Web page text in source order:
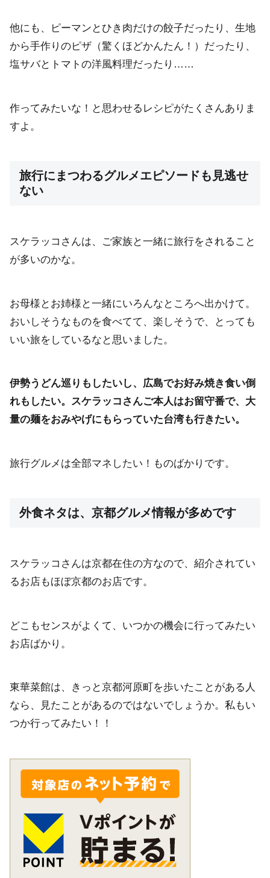
他にも、ピーマンとひき肉だけの餃子だったり、生地
から手作りのピザ（驚くほどかんたん！）だったり、
塩サバとトマトの洋風料理だったり……
作ってみたいな！と思わせるレシピがたくさんありま
すよ。
旅行にまつわるグルメエピソードも見逃せ
ない
スケラッコさんは、ご家族と一緒に旅行をされること
が多いのかな。
お母様とお姉様と一緒にいろんなところへ出かけて。
おいしそうなものを食べてて、楽しそうで、とっても
いい旅をしているなと思いました。
伊勢うどん巡りもしたいし、広島でお好み焼き食い倒
れもしたい。スケラッコさんご本人はお留守番で、大
量の麺をおみやげにもらっていた台湾も行きたい。
旅行グルメは全部マネしたい！ものばかりです。
外食ネタは、京都グルメ情報が多めです
スケラッコさんは京都在住の方なので、紹介されてい
るお店もほぼ京都のお店です。
どこもセンスがよくて、いつかの機会に行ってみたい
お店ばかり。
東華菜館は、きっと京都河原町を歩いたことがある人
なら、見たことがあるのではないでしょうか。私もい
つか行ってみたい！！